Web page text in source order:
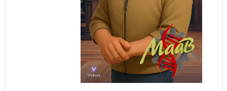
abspielen